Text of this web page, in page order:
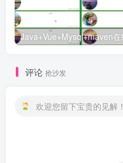
评论 抢沙发
欢迎您留下宝贵的见解！